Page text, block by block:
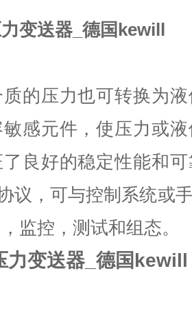
变送器_德国kewill
的压力也可转换为
感元件，使压力或
良好的稳定性能和
议，可与控制系统或
监控，测试和组态。
力变送器_德国kewill